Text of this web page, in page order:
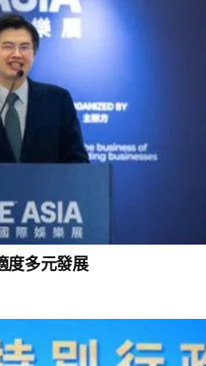
度多元發展